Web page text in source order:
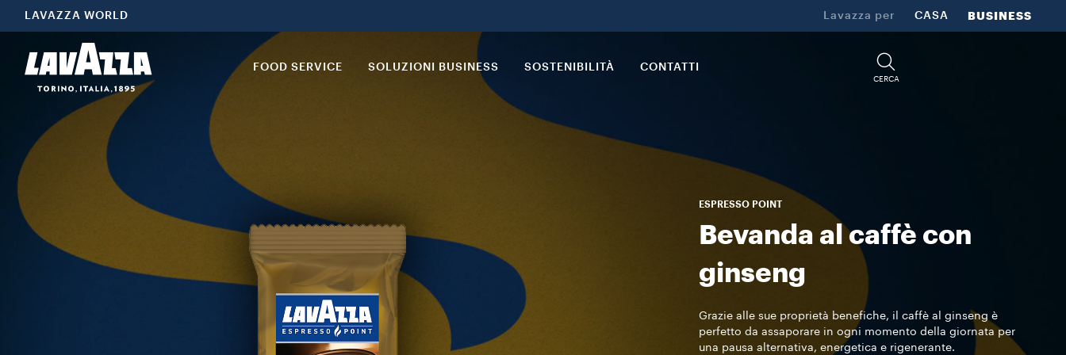
LAVAZZA WORLD Lavazza per CASA BUSINESS
FOOD SERVICE SOLUZIONI BUSINESS SOSTENIBILITÀ CONTATTI
CERCA
ESPRESSO POINT
Bevanda al caffè con
ginseng
Grazie alle sue proprietà benefiche, il caffè al ginseng è
perfetto da assaporare in ogni momento della giornata per
una pausa alternativa, energetica e rigenerante.